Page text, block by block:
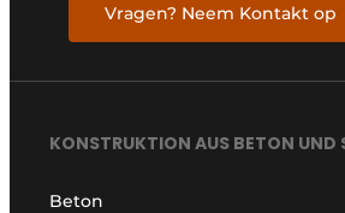
Vragen? Neem Kontakt op
KONSTRUKTION AUS BETON UND
Beton